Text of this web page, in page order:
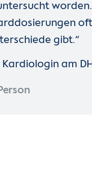
gibt.“
Kardiologin am